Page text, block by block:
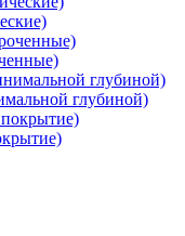
глубиной)